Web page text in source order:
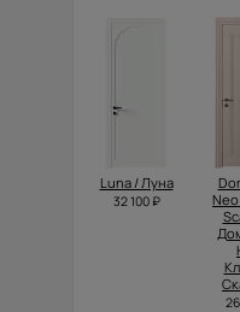
Luna / Луна
32 100 ₽